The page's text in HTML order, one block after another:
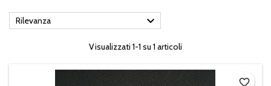
Rilevanza 
Visualizzati 1-1 su 1 articoli
favorite_border